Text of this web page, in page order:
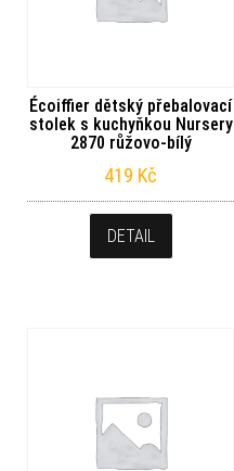
Écoiffier dětský přebalovací
stolek s kuchyňkou Nursery
2870 růžovo-bílý
419 Kč
DETAIL